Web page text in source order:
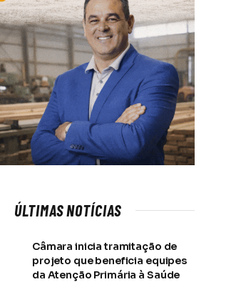
ÚLTIMAS NOTÍCIAS
Câmara inicia tramitação de
projeto que beneficia equipes
da Atenção Primária à Saúde